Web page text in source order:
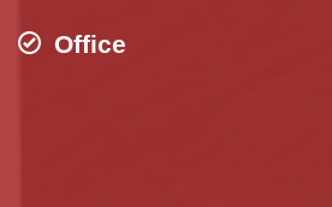
Office